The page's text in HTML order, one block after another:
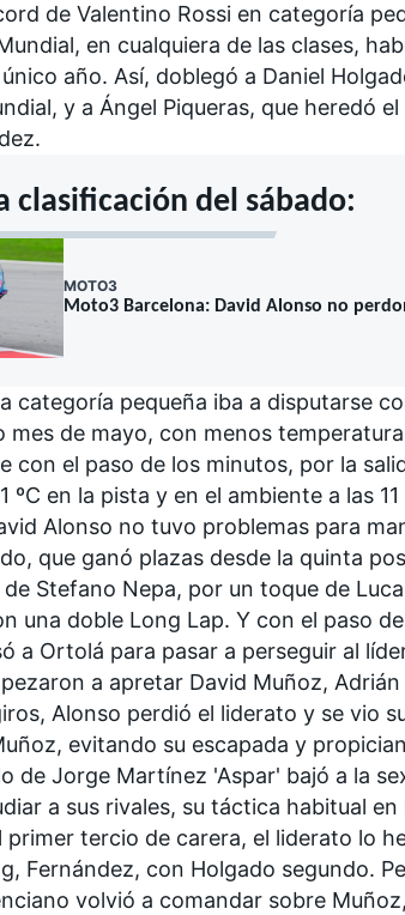
de Valentino Rossi en categoría
en cualquiera de las clases,
año. Así, doblegó a Daniel
y a Ángel Piqueras, que heredó
clasificación del sábado:
MOTO3
Moto3 Barcelona: David Alonso no
categoría pequeña iba a disputarse
mes de mayo, con menos
con el paso de los minutos, por la
ºC en la pista y en el ambiente a las
Alonso no tuvo problemas para
que ganó plazas desde la quinta
de Stefano Nepa, por un toque de
una doble Long Lap. Y con el paso
a Ortolá para pasar a perseguir al
a apretar David Muñoz,
Alonso perdió el liderato y se vio
evitando su escapada y
de Jorge Martínez 'Aspar' bajó a la
a sus rivales, su táctica habitual
primer tercio de carera, el liderato lo
, Fernández, con Holgado segundo.
volvió a comandar sobre